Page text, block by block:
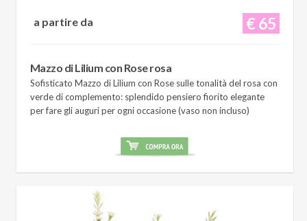
€ 65
a partire da
Mazzo di Lilium con Rose rosa
Sofisticato Mazzo di Lilium con Rose sulle tonalità del rosa con
verde di complemento: splendido pensiero fiorito elegante
per fare gli auguri per ogni occasione (vaso non incluso)